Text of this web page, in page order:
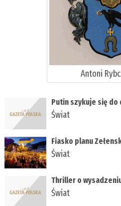
Antoni
Putin szykuje się
Świat
Fiasko planu
Świat
Thriller o
Świat